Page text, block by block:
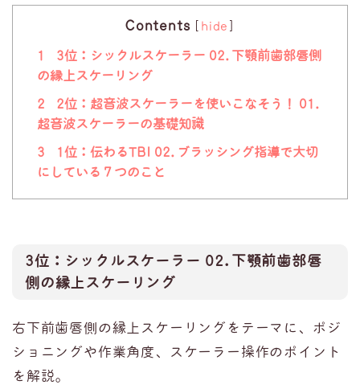
Contents [ hide ]
1
3位：シックルスケーラー 02.下顎前歯部唇側
の縁上スケーリング
2
2位：超音波スケーラーを使いこなそう！ 01.
超音波スケーラーの基礎知識
3
1位：伝わるTBI 02.ブラッシング指導で大切
にしている７つのこと
3位： シックルスケーラー 02.下顎前歯部唇
側の縁上スケーリング
右下前歯唇側の縁上スケーリングをテーマに、ポジ
ショニングや作業角度、スケーラー操作のポイント
を解説。